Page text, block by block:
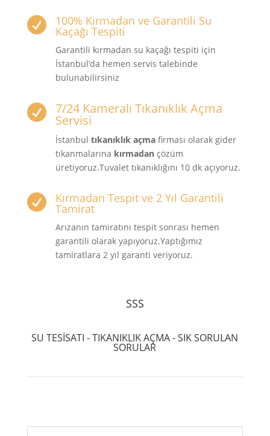
 100% Kırmadan ve Garantili Su
Kaçağı Tespiti
Garantili kırmadan su kaçağı tespiti için
İstanbul’da hemen servis talebinde
bulunabilirsiniz
 7/24 Kameralı Tıkanıklık Açma
Servisi
İstanbul tıkanıklık açmafirması olarak gider
tıkanmalarına kırmadançözüm
üretiyoruz.Tuvalet tıkanıklığını 10 dk açıyoruz.
 Kırmadan Tespit ve 2 Yıl Garantili
Tamirat
Arızanın tamiratını tespit sonrası hemen
garantili olarak yapıyoruz.Yaptığımız
tamiratlara 2 yıl garanti veriyoruz.
SSS
SU TESİSATI - TIKANIKLIK AÇMA - SIK SORULAN
SORULAR